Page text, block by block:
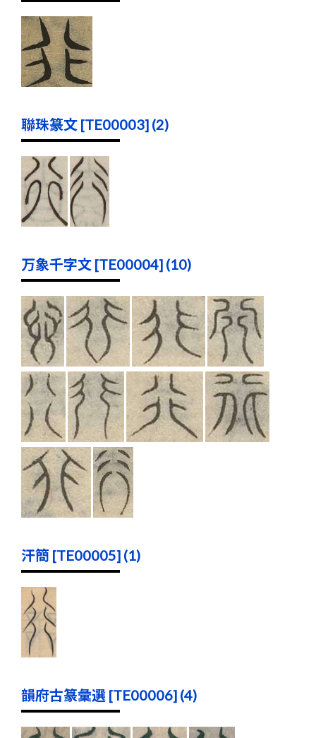
聯珠篆文 [TE00003] (2)
万象千字文 [TE00004] (10)
汗簡 [TE00005] (1)
韻府古篆彙選 [TE00006] (4)